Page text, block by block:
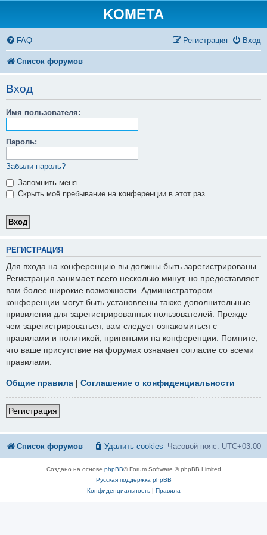
KOMETA
FAQ Вход
Регистрация
Список форумов
Вход
Имя пользователя:
Пароль:
Забыли пароль?
Запомнить меня
Скрыть моё пребывание на конференции в этот раз
РЕГИСТРАЦИЯ
Для входа на конференцию вы должны быть зарегистрированы.
Регистрация занимает всего несколько минут, но предоставляет
вам более широкие возможности. Администратором
конференции могут быть установлены также дополнительные
привилегии для зарегистрированных пользователей. Прежде
чем зарегистрироваться, вам следует ознакомиться с
правилами и политикой, принятыми на конференции. Помните,
что ваше присутствие на форумах означает согласие со всеми
правилами.
Общие правила | Соглашение о конфиденциальности
Регистрация
Список форумов Часовой пояс: UTC+03:00
Удалить cookies
Создано на основе phpBB® Forum Software © phpBB Limited
Русская поддержка phpBB
Конфиденциальность| Правила